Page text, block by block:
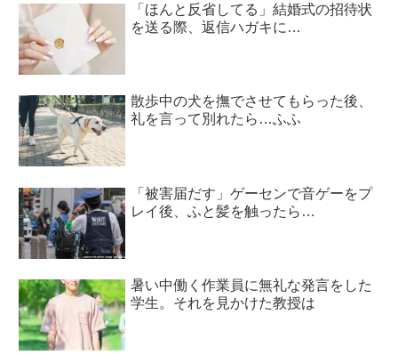
「ほんと反省してる」結婚式の招待状
を送る際、返信ハガキに…
散歩中の犬を撫でさせてもらった後、
礼を言って別れたら…ふふ
「被害届だす」ゲーセンで音ゲーをプ
レイ後、ふと髪を触ったら…
暑い中働く作業員に無礼な発言をした
学生。それを見かけた教授は